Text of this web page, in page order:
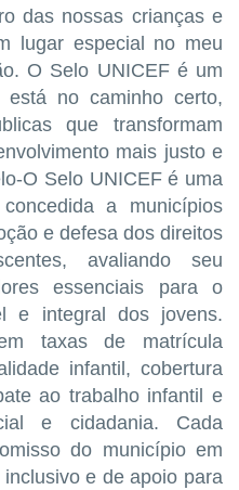
das nossas crianças e
lugar especial no meu
O Selo UNICEF é um
no caminho certo,
que transformam
mais justo e
O Selo UNICEF é uma
a municípios
e defesa dos direitos
avaliando seu
essenciais para o
e integral dos jovens.
taxas de matrícula
infantil, cobertura
ao trabalho infantil e
e cidadania. Cada
do município em
e de apoio para